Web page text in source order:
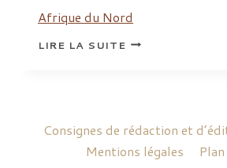
Afrique du Nord
LIRE LA SUITEEGYPTE
Consignes de rédaction et
Mentions légales